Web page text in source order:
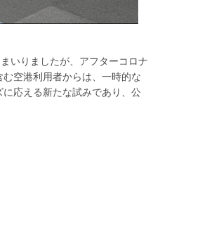
いりましたが、アフターコロナ
空港利用者からは、一時的な
応える新たな試みであり、公